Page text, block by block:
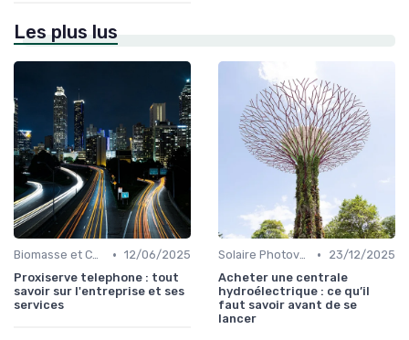
Les plus lus
Biomasse et Chauffage Écologique • 12/06/2025
Proxiserve telephone : tout
savoir sur l'entreprise et ses
services
Solaire Photovoltaïque et Thermique •
23/12/2025
Acheter une centrale
hydroélectrique : ce qu’il
faut savoir avant de se
lancer